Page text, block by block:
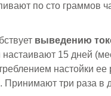
по сто граммов
выведению
настаивают 15 дней
настойки ее
Принимают три раза в